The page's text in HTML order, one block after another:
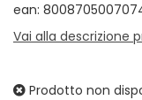
ean:
Vai alla descrizione
Prodotto non